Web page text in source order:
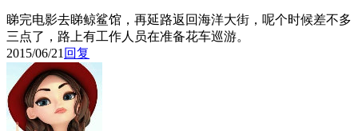
睇完电影去睇鲸鲨馆，再延路返回海洋大街，呢个时候差不多
三点了，路上有工作人员在准备花车巡游。
2015/06/21回复